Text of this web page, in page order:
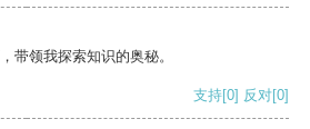
带领我探索知识的奥秘。
支持[0] 反对[0]